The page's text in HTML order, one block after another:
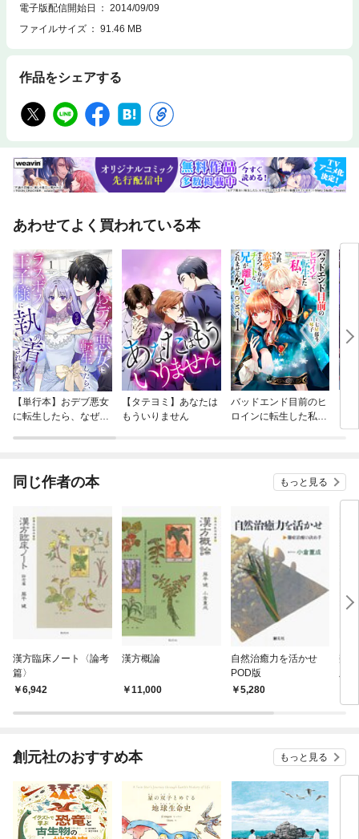
電子版配信開始日
2014/09/09
ファイルサイズ
91.46 MB
作品をシェアする
あわせてよく買われている本
【単行本】おデブ悪女
に転生したら、なぜか
【タテヨミ】あなたは
もういりません
バッドエンド目前のヒ
ロインに転生した私、
同じ作者の本 もっと見る
漢方臨床ノート〈論考
篇〉
6,942
漢方概論
11,000
自然治癒力を活かせ
POD版
5,280
類
版
創元社のおすすめ本 もっと見る